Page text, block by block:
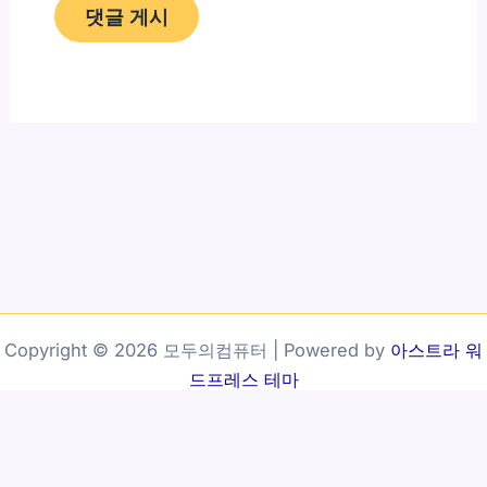
Copyright © 2026 모두의컴퓨터 | Powered by 아스트라 워
드프레스 테마